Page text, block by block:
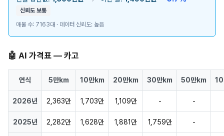
신뢰도 보통
매물 수: 7163대 · 데이터 신뢰도: 높음
🤖 AI 가격표 — 카고
연식 5만km 10만km 20만km 30만km 50만km
2026년 2,363만 1,703만 1,109만 - -
2025년 2,282만 1,628만 1,881만 1,759만 -